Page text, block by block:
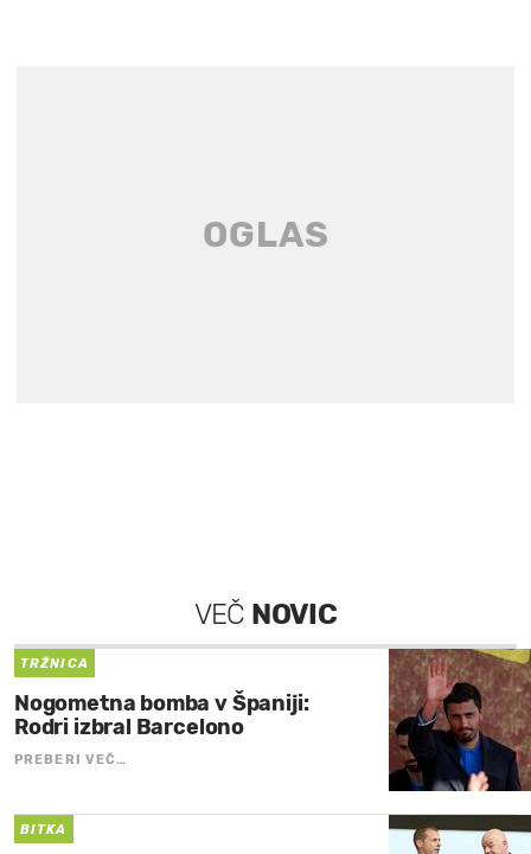
VEČ NOVIC
TRŽNICA
Nogometna bomba v Španiji:
Rodri izbral Barcelono
PREBERI VEČ…
BITKA